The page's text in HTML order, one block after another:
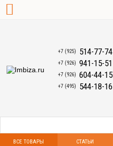
+7 (925) 514-77-74
+7 (926) 941-15-51
+7 (926) 604-44-15
+7 (495) 544-18-16
ВСЕ ТОВАРЫ СТАТЬИ